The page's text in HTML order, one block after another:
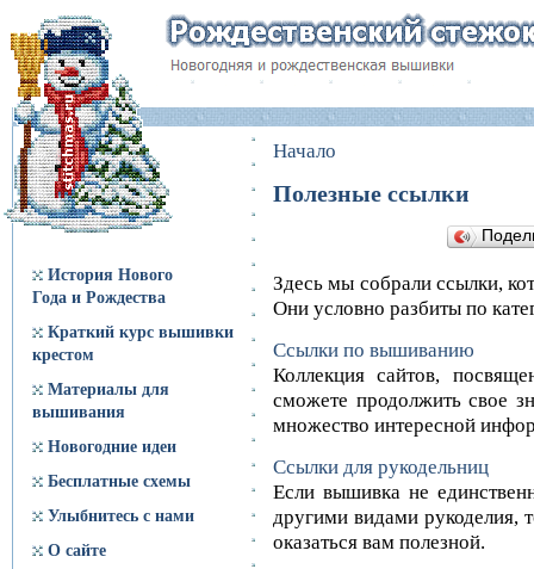
История Нового
Года и Рождества
Краткий курс вышивки
крестом
Материалы для
вышивания
Новогодние идеи
Бесплатные схемы
Улыбнитесь с нами
О сайте
Начало
Полезные ссылки
Здесь мы собрали ссылки,
Они условно разбиты по
Ссылки по вышиванию
Коллекция сайтов,
сможете продолжить свое
множество интересной
Ссылки для рукодельниц
Если вышивка не
другими видами рукоделия,
оказаться вам полезной.